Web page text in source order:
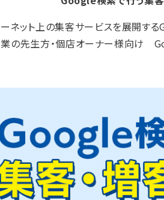
ネット上の集客サービスを展開
業の先生方・個店オーナー様向け